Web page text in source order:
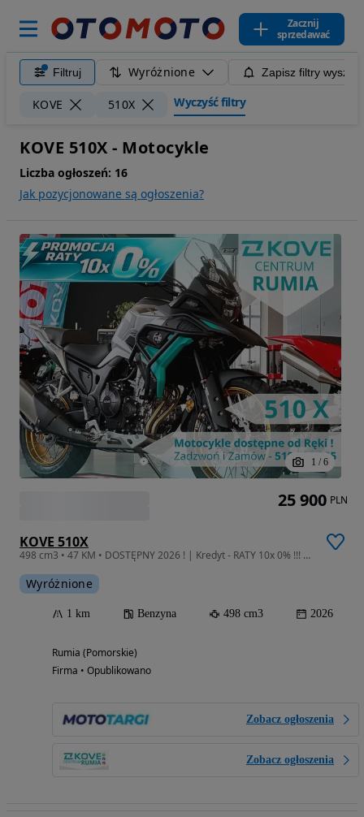
Zacznij
sprzedawać
Filtruj Wyróżnione Zapisz filtry
KOVE 510X Wyczyść filtry
KOVE 510X - Motocykle
Liczba ogłoszeń: 16
Jak pozycjonowane są ogłoszenia?
1 / 6
KOVE 510X
498 cm3 • 47 KM • DOSTĘPNY 2026 ! | Kredyt - RATY 10x 0% !!! | Leasing od 102%
Wyróżnione
1 km Benzyna 498 cm3 2026
Rumia (Pomorskie)
Firma • Opublikowano
Zobacz ogłoszenia
Zobacz ogłoszenia
25 900 PLN